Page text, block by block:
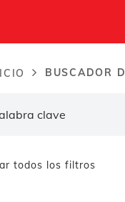
BUSCADOR
todos los filtros